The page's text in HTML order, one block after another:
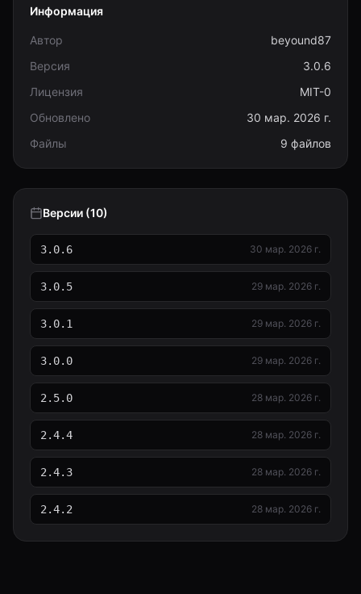
Информация
Автор
beyound87
Версия
3.0.6
Лицензия
MIT-0
Обновлено
30 мар. 2026 г.
Файлы
9 файлов
Версии (10)
3.0.6 30 мар. 2026 г.
3.0.5 29 мар. 2026 г.
3.0.1 29 мар. 2026 г.
3.0.0 29 мар. 2026 г.
2.5.0 28 мар. 2026 г.
2.4.4 28 мар. 2026 г.
2.4.3 28 мар. 2026 г.
2.4.2 28 мар. 2026 г.